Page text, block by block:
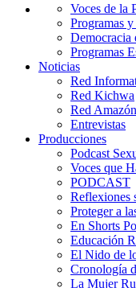
Voces de la
Programas
Democracia
Programas
Noticias
Red
Red Kichwa
Red
Entrevistas
Producciones
Podcast
Voces que
PODCAST
Reflexiones
Proteger a
En Shorts
Educación
El Nido de
Cronología
La Mujer